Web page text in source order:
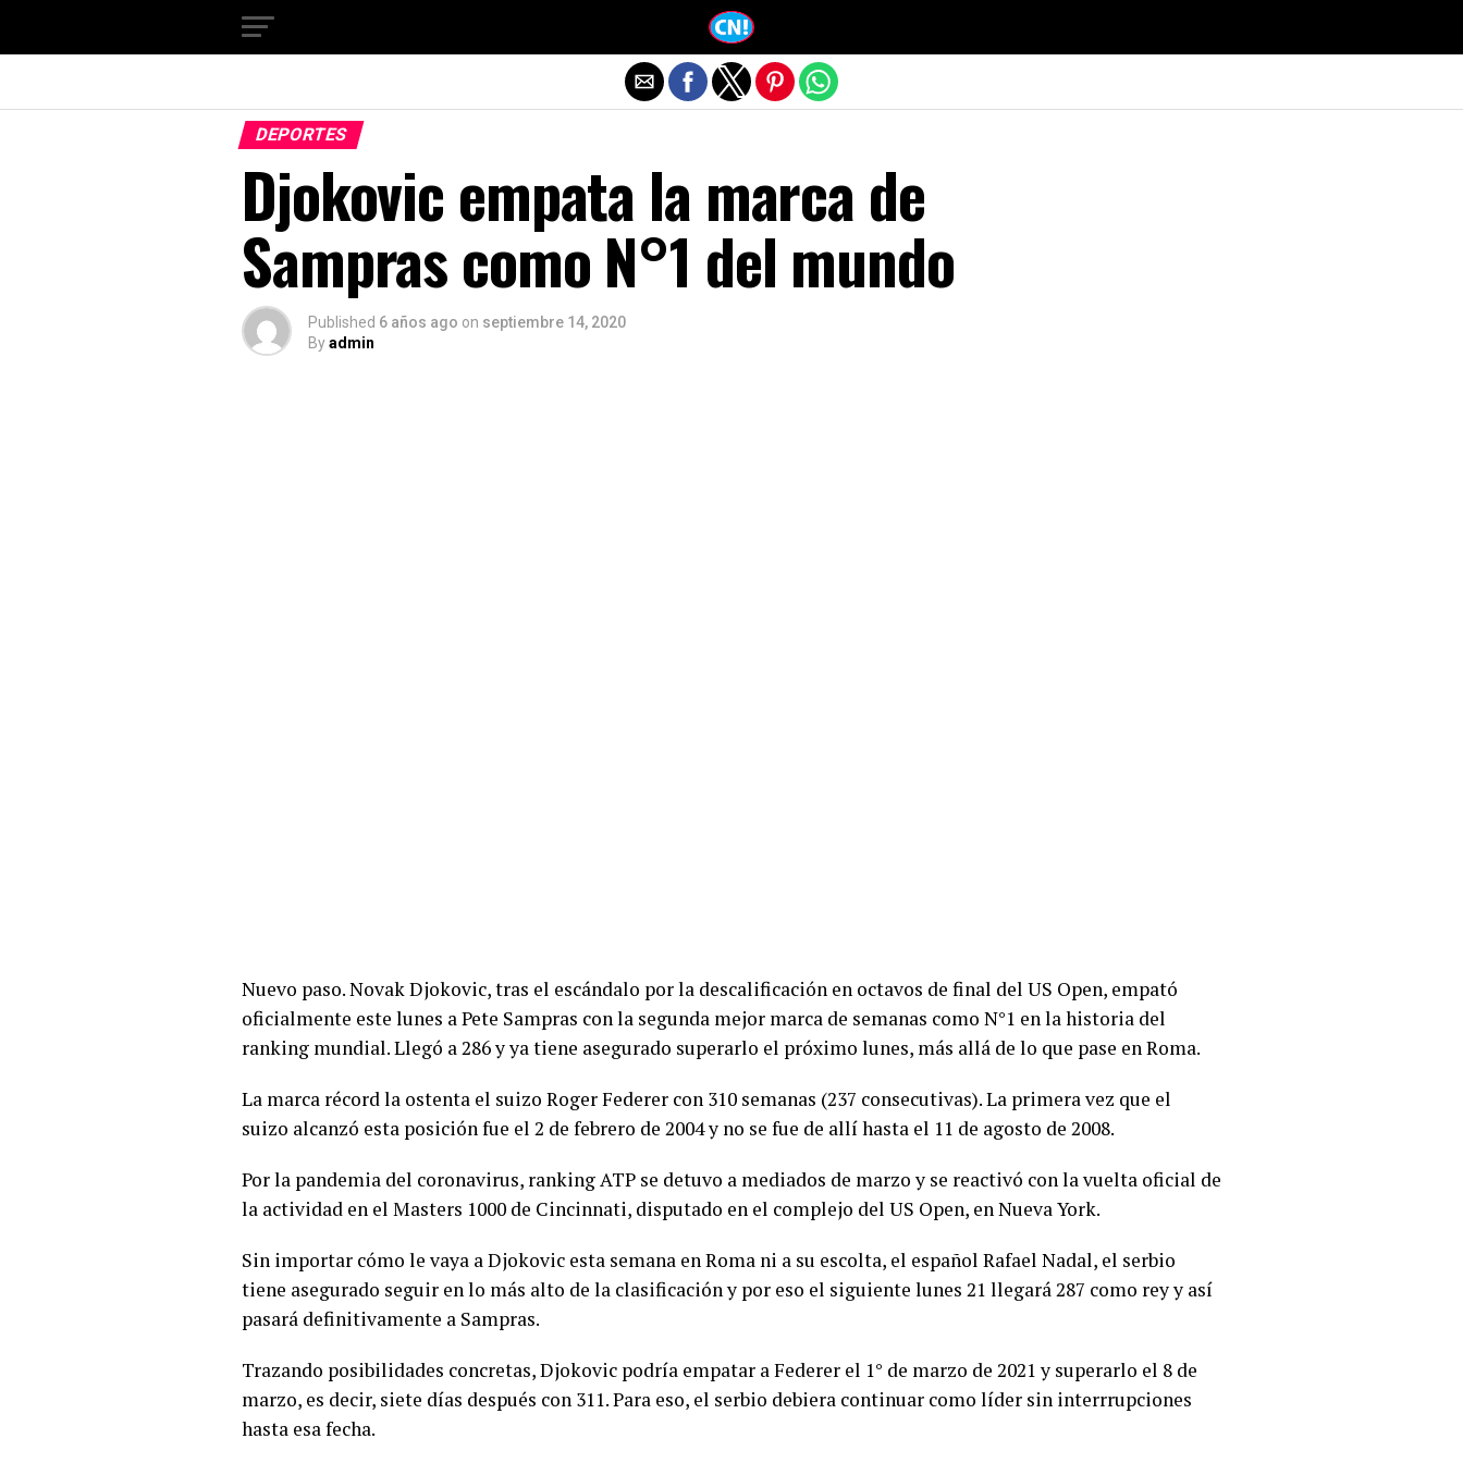
DEPORTES
Djokovic empata la marca de
Sampras como N°1 del mundo
Published 6 años ago on septiembre 14, 2020
Byadmin
Nuevo paso. Novak Djokovic, tras el escándalo por la descalificación en octavos de final del US Open, empató
oficialmente este lunes a Pete Sampras con la segunda mejor marca de semanas como N°1 en la historia del
ranking mundial. Llegó a 286 y ya tiene asegurado superarlo el próximo lunes, más allá de lo que pase en Roma.
La marca récord la ostenta el suizo Roger Federer con 310 semanas (237 consecutivas). La primera vez que el
suizo alcanzó esta posición fue el 2 de febrero de 2004 y no se fue de allí hasta el 11 de agosto de 2008.
Por la pandemia del coronavirus, ranking ATP se detuvo a mediados de marzo y se reactivó con la vuelta oficial de
la actividad en el Masters 1000 de Cincinnati, disputado en el complejo del US Open, en Nueva York.
Sin importar cómo le vaya a Djokovic esta semana en Roma ni a su escolta, el español Rafael Nadal, el serbio
tiene asegurado seguir en lo más alto de la clasificación y por eso el siguiente lunes 21 llegará 287 como rey y así
pasará definitivamente a Sampras.
Trazando posibilidades concretas, Djokovic podría empatar a Federer el 1° de marzo de 2021 y superarlo el 8 de
marzo, es decir, siete días después con 311. Para eso, el serbio debiera continuar como líder sin interrrupciones
hasta esa fecha.
Salir de la versión móvil